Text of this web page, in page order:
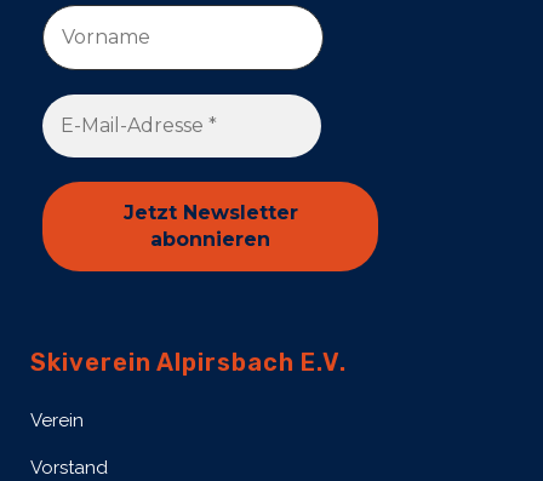
Skiverein Alpirsbach E.V.
Verein
Vorstand